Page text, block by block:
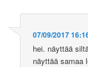
07/09/2017
hei. näyttää
näyttää samaa